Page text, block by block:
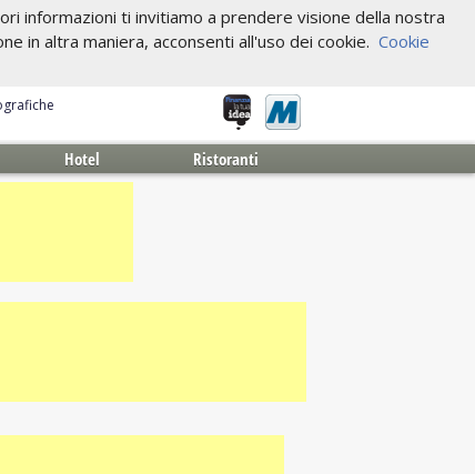
informazioni ti invitiamo a prendere visione della nostra
in altra maniera, acconsenti all'uso dei cookie. Cookie
Hotel Ristoranti